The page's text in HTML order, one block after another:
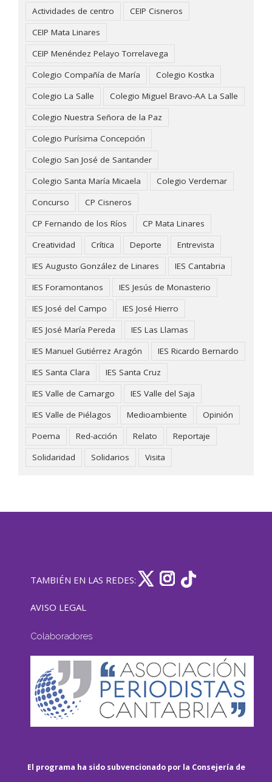
Actividades de centro
CEIP Cisneros
CEIP Mata Linares
CEIP Menéndez Pelayo Torrelavega
Colegio Compañía de María
Colegio Kostka
Colegio La Salle
Colegio Miguel Bravo-AA La Salle
Colegio Nuestra Señora de la Paz
Colegio Purísima Concepción
Colegio San José de Santander
Colegio Santa María Micaela
Colegio Verdemar
Concurso
CP Cisneros
CP Fernando de los Ríos
CP Mata Linares
Creatividad
Crítica Deporte
Entrevista
IES Augusto González de Linares
IES Cantabria
IES Foramontanos
IES Jesús de Monasterio
IES José del Campo
IES José Hierro
IES José María Pereda
IES Las Llamas
IES Manuel Gutiérrez Aragón
IES Ricardo Bernardo
IES Santa Clara
IES Santa Cruz
IES Valle de Camargo
IES Valle del Saja
IES Valle de Piélagos
Medioambiente
Opinión
Poema
Red-acción Relato
Reportaje
Solidaridad
Solidarios Visita
TAMBIÉN EN LAS REDES:
AVISO LEGAL
Colaboradores
El programa ha sido subvencionado por la Consejería de